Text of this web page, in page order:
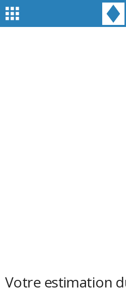
Votre estimation